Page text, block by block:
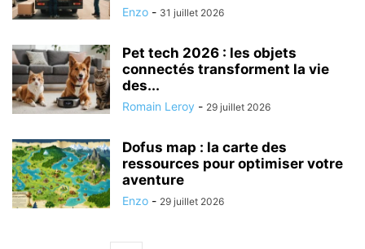
Enzo - 31 juillet 2026
Pet tech 2026 : les objets
connectés transforment la vie
des...
Romain Leroy - 29 juillet 2026
Dofus map : la carte des
ressources pour optimiser votre
aventure
Enzo - 29 juillet 2026